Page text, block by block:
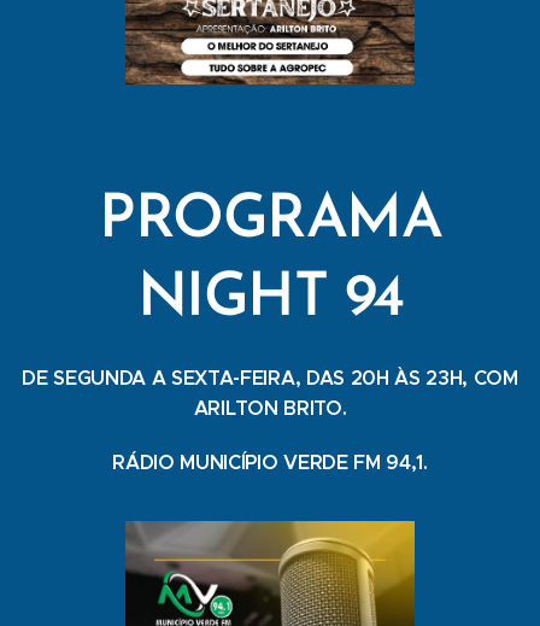
PROGRAMA
NIGHT 94
DE SEGUNDA A SEXTA-FEIRA, DAS 20H ÀS 23H, COM
ARILTON BRITO.
RÁDIO MUNICÍPIO VERDE FM 94,1.